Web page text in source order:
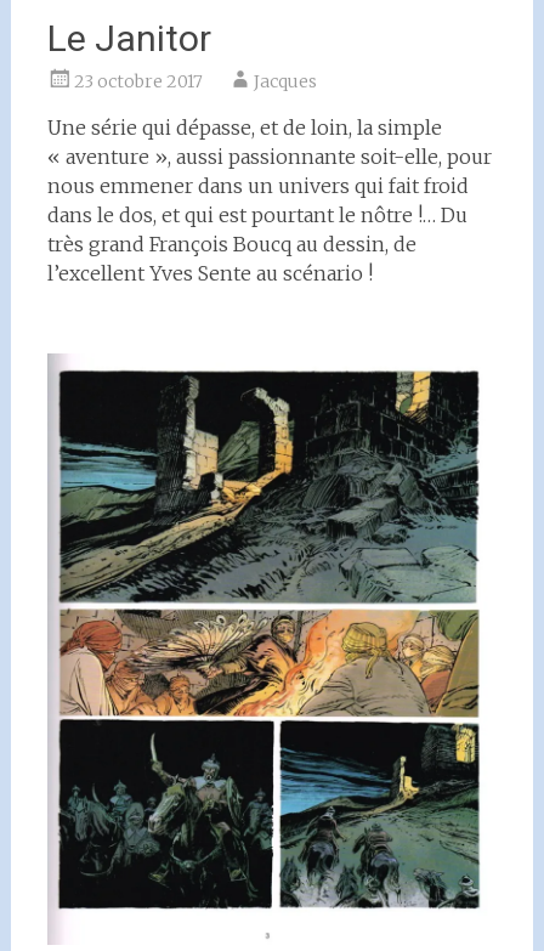
Le Janitor
23 octobre 2017 Jacques
Une série qui dépasse, et de loin, la simple
« aventure », aussi passionnante soit-elle, pour
nous emmener dans un univers qui fait froid
dans le dos, et qui est pourtant le nôtre !… Du
très grand François Boucq au dessin, de
l’excellent Yves Sente au scénario !